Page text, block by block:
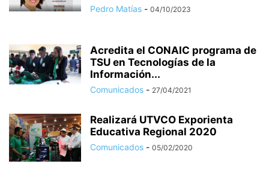
Pedro Matías - 04/10/2023
Acredita el CONAIC programa de
TSU en Tecnologías de la
Información...
Comunicados - 27/04/2021
Realizará UTVCO Exporienta
Educativa Regional 2020
Comunicados - 05/02/2020